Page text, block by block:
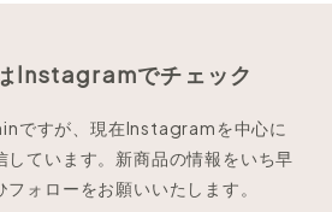
Instagramでチェック
ですが、現在Instagramを中心に
しています。新商品の情報をいち早
ォローをお願いいたします。